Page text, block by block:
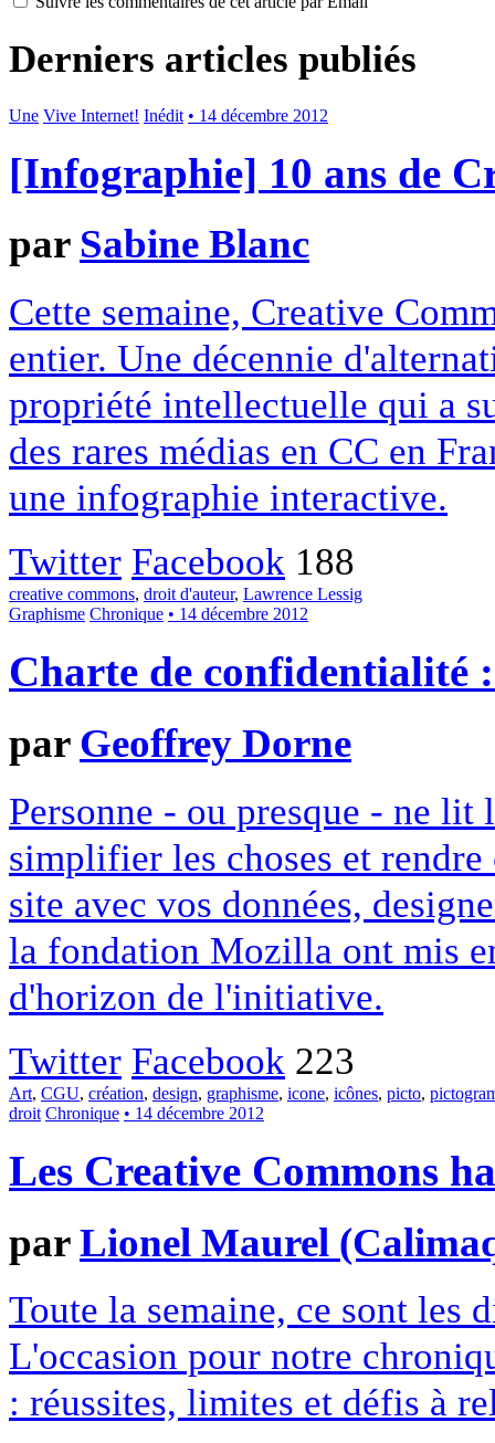
Derniers articles publiés
Une Vive Internet! Inédit • 14 décembre 2012
[Infographie] 10 ans de
par Sabine Blanc
Cette semaine, Creative
entier. Une décennie
propriété intellectuelle qui a
des rares médias en CC en
une infographie interactive.
Twitter Facebook 188
creative commons, droit d'auteur, Lawrence Lessig
Graphisme Chronique • 14 décembre 2012
Charte de confidentialité
par Geoffrey Dorne
Personne - ou presque - ne
simplifier les choses et
site avec vos données,
la fondation Mozilla ont mis
d'horizon de l'initiative.
Twitter Facebook 223
Art, CGU, création, design, graphisme, icone, icônes, picto,
droit Chronique • 14 décembre 2012
Les Creative Commons
parLionel Maurel
Toute la semaine, ce sont les
L'occasion pour notre
: réussites, limites et défis à